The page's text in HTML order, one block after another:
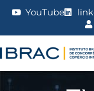
YouTube